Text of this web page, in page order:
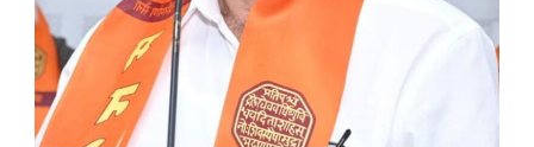
बाळा
नांदगावकरांचे
वक्तव्य